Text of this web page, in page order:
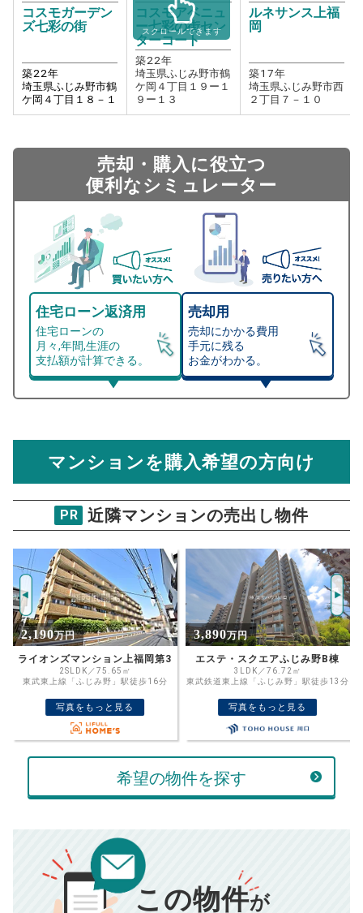
コスモガーデン
ズ七彩の街
築22年
埼玉県ふじみ野市鶴
ケ岡４丁目１８－１
コスモアベニュ
ー七彩の街セン
ターコート
築22年
埼玉県ふじみ野市鶴
ケ岡４丁目１９ー１
９ー１３
ルネサンス上福
岡
築17年
埼玉県ふじみ野市西
２丁目７－１０
スクロールできます
売却・購入に役立つ
便利なシミュレーター
住宅ローン返済用
住宅ローンの
月々,年間,生涯の
支払額が計算できる。
売却用
売却にかかる費用
手元に残る
お金がわかる。
総支払額シミュレーション
物件価格
万円
ご希望の
返済期間
年
住宅ローン
金利
%
ボーナス
返済金額
万円
万円
返済シミュレーション計算結果
毎月の支払額 834
マンション売却シミュレーター
コスモガーデンズ七彩の街
試算条件 100㎡・6階
推定売却価格：3125万円
資金計画のために査定額や希望売却価
格を入力して活用するのもおすすめ◎
万円
計算する
00万円
■仲介手数料／ 00万円
■売買契約書印紙／ 0
マンションを購入希望の方向け
PR 近隣マンションの売出し物件
3,890万円
エステ・スクエアふじみ野B棟
3LDK／76.72㎡
東武鉄道東上線「ふじみ野」駅徒歩13分
写真をもっと見る
1,850万円
ココネ上福岡三番館
1K／48.43㎡
東武東上線「上福岡」駅徒歩2分
写真をもっと見る
希望の物件を探す
この物件が